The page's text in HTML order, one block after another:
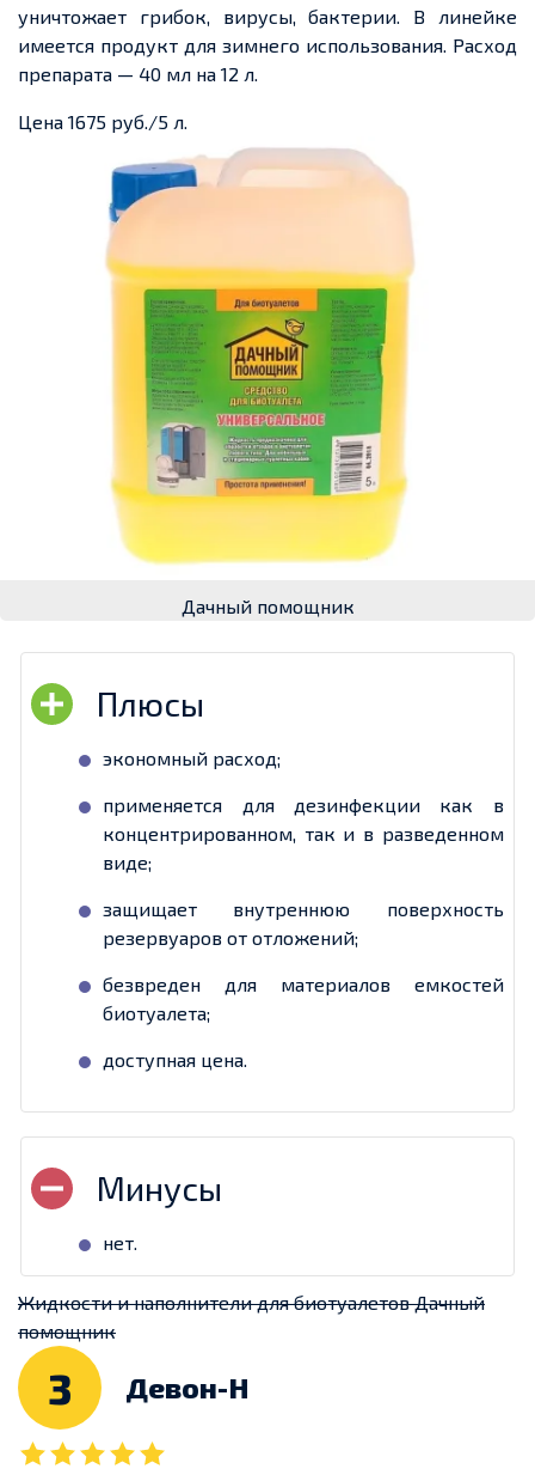
уничтожает грибок, вирусы, бактерии. В линейке
имеется продукт для зимнего использования. Расход
препарата — 40 мл на 12 л.
Цена 1675 руб./5 л.
Дачный помощник
экономный расход;
применяется для дезинфекции как в
концентрированном, так и в разведенном
виде;
защищает внутреннюю поверхность
резервуаров от отложений;
безвреден для материалов емкостей
биотуалета;
доступная цена.
нет.
Жидкости и наполнители для биотуалетов Дачный
помощник
3 Девон-Н